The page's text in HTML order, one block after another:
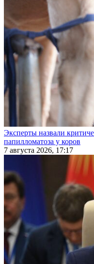
Эксперты назвали
папилломатоза у коров
7 августа 2026, 17:17